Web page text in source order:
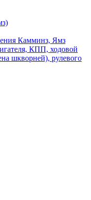
Камминз, Ямз
КПП, ходовой
шкворней), рулевого